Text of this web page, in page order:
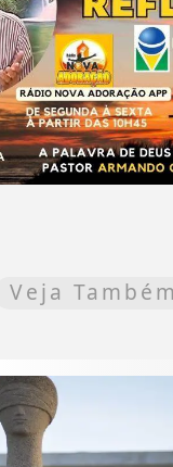
Veja Também